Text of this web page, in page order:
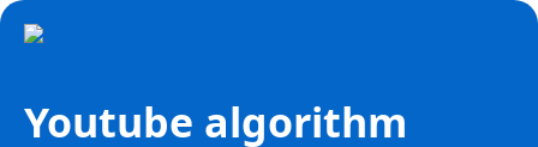
Youtube algorithm